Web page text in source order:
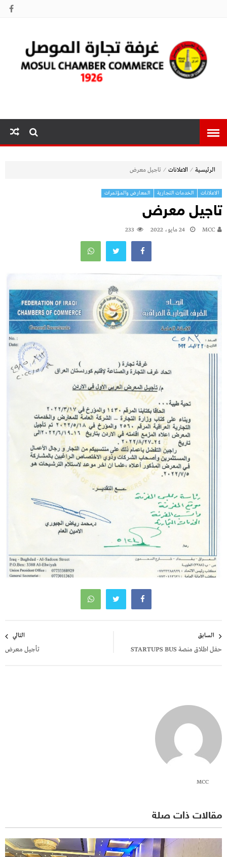
الموصل
الرئيسية ⁄ الاعلانات ⁄ تاجيل معرض
الاعلانات الخدمات التجارية المعارض والمؤتمرات
تاجيل معرض
MCC 24 مايو، 2022 233
المقالات
السابق
حفل اطلاق منصة STARTUPS BUS
التالي
تأجيل معرض
MCC
مقالات ذات صلة